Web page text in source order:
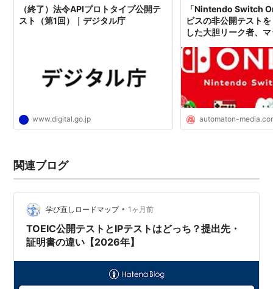
（終了）法令APIプロトタイプ公開テ
スト（第1回）｜デジタル庁
www.digital.go.jp
「Nintendo Switch
ビスの非公開テスト
した大胆リーク者、
AUTOMATON
automaton-
関連ブログ
学び直しロードマップ • 1ヶ月前
TOEIC公開テストとIPテストはどっち？提出先・
証明書の違い【2026年】